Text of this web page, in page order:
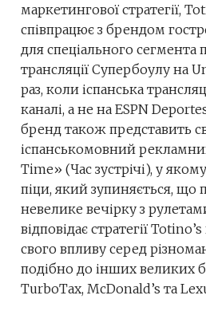
маркетингової стратегії,
співпрацює з брендом
для спеціального сегмента
трансляції Супербоулу на
раз, коли іспанська
каналі, а не на ESPN
бренд також представить
іспанськомовний
Time» (Час зустрічі), у
піци, який зупиняється, що
невелике вечірку з
відповідає стратегії
свого впливу серед
подібно до інших великих
TurboTax, McDonald’s та